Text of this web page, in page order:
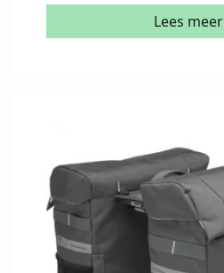
Lees meer